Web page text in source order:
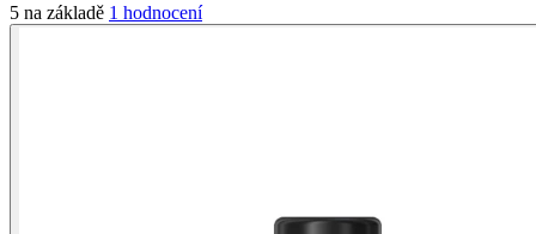
5 na základě 1 hodnocení